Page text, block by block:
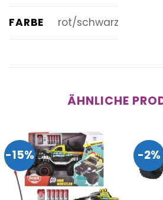
FARBE rot/schwarz
ÄHNLICHE
-15% -2%